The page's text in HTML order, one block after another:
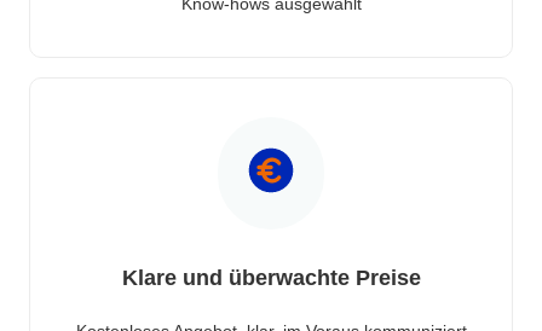
Klare und überwachte Preise